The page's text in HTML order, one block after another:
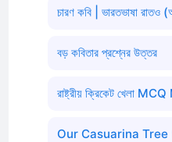
চারণ কবি | ভারতভাষা
বড় কবিতার প্রশ্নের উত্তর
রাষ্ট্রীয় ক্রিকেট খেলা
Our Casuarina Tree